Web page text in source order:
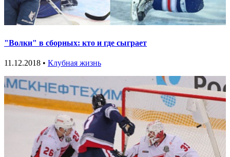
"Волки" в сборных: кто и где сыграет
11.12.2018 • Клубная жизнь